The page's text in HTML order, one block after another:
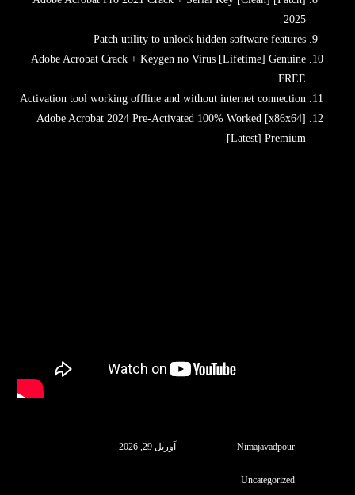
2025
Patch utility to unlock hidden software features
Adobe Acrobat Crack + Keygen no Virus [Lifetime] Genuine
FREE
Activation tool working offline and without internet connection
Adobe Acrobat 2024 Pre-Activated 100% Worked [x86x64]
[Latest] Premium
Nimajavadpour آوریل 29, 2026
Uncategorized